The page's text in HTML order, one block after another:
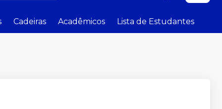
Cadeiras Acadêmicos Lista de Estudantes